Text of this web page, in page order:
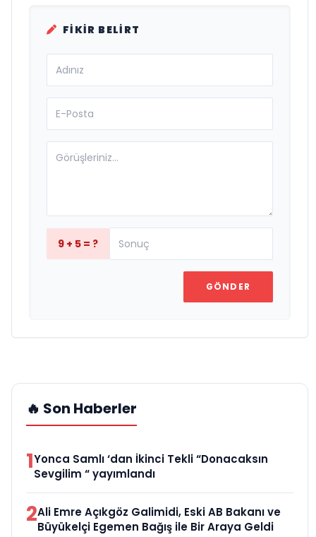
FIKIR BELIRT
9 + 5 = ?
GÖNDER
🔥 Son Haberler
1Yonca Samlı ‘dan İkinci Tekli “Donacaksın
Sevgilim “ yayımlandı
2Ali Emre Açıkgöz Galimidi, Eski AB Bakanı ve
Büyükelçi Egemen Bağış ile Bir Araya Geldi